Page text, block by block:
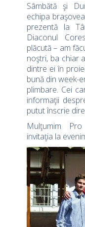
Sâmbătă şi
echipa
prezentă la
Diaconul
plăcută – am
noştri, ba chiar
dintre ei în
bună din week-
plimbare. Cei
informaţii
putut înscrie
Mulţumim
invitaţia la